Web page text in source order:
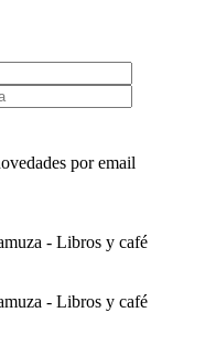
por email